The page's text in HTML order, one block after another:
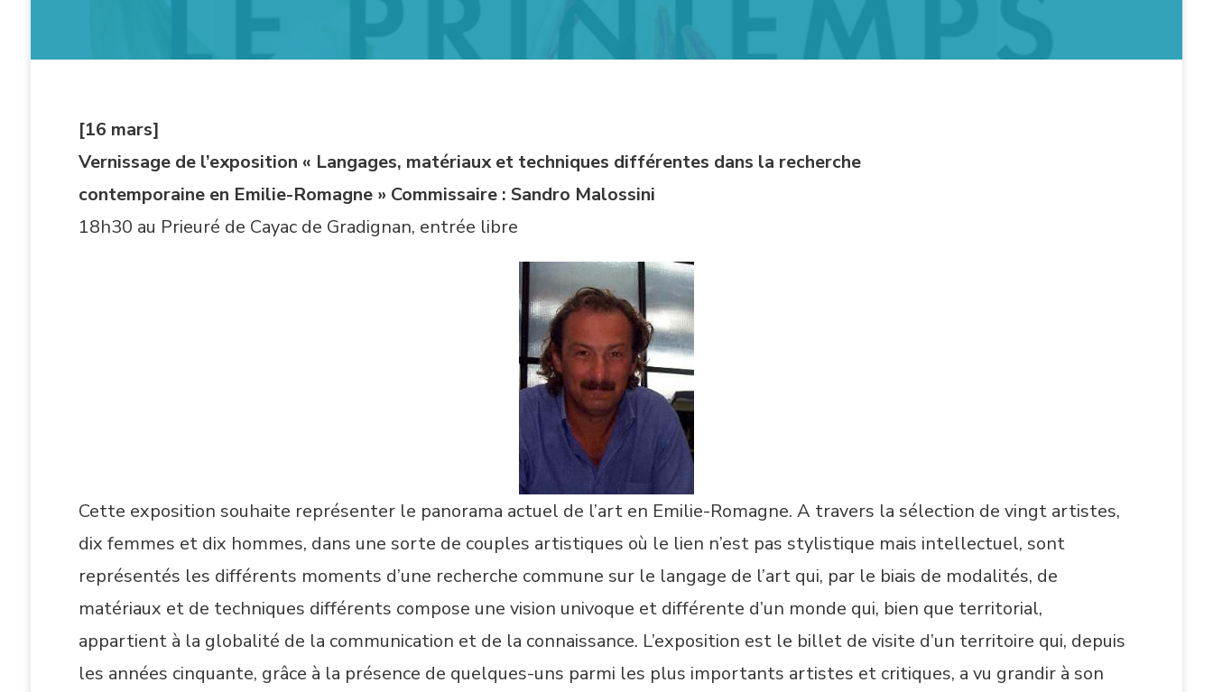
[16 mars]
Vernissage de l’exposition « Langages, matériaux et techniques différentes dans la recherche
contemporaine en Emilie-Romagne » Commissaire : Sandro Malossini
18h30 au Prieuré de Cayac de Gradignan, entrée libre
Cette exposition souhaite représenter le panorama actuel de l’art en Emilie-Romagne. A travers la sélection de vingt artistes,
dix femmes et dix hommes, dans une sorte de couples artistiques où le lien n’est pas stylistique mais intellectuel, sont
représentés les différents moments d’une recherche commune sur le langage de l’art qui, par le biais de modalités, de
matériaux et de techniques différents compose une vision univoque et différente d’un monde qui, bien que territorial,
appartient à la globalité de la communication et de la connaissance. L’exposition est le billet de visite d’un territoire qui, depuis
les années cinquante, grâce à la présence de quelques-uns parmi les plus importants artistes et critiques, a vu grandir à son